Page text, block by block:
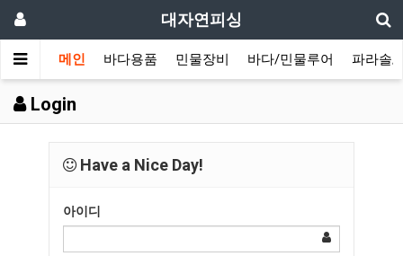
대자연피싱
메인 바다용품 민물장비 바다/민물루어 파라솔/
Login
Have a Nice Day!
아이디